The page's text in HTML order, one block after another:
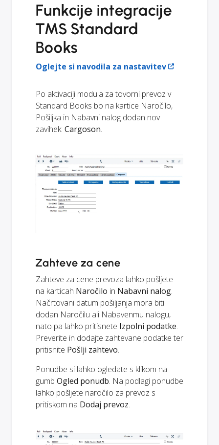
Funkcije integracije
TMS Standard
Books
Oglejte si navodila za nastavitev
Po aktivaciji modula za tovorni prevoz v
Standard Books bo na kartice Naročilo,
Pošiljka in Nabavni nalog dodan nov
zavihek: Cargoson.
Zahteve za cene
Zahteve za cene prevoza lahko pošljete
na karticah Naročilo in Nabavni nalog.
Načrtovani datum pošiljanja mora biti
dodan Naročilu ali Nabavenmu nalogu,
nato pa lahko pritisnete Izpolni podatke.
Preverite in dodajte zahtevane podatke ter
pritisnite Pošlji zahtevo.
Ponudbe si lahko ogledate s klikom na
gumb Ogled ponudb. Na podlagi ponudbe
lahko pošljete naročilo za prevoz s
pritiskom na Dodaj prevoz.